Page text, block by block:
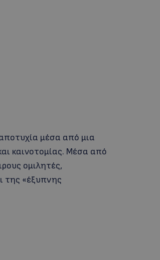
μέσα από μια
καινοτομίας. Μέσα από
ομιλητές,
της «έξυπνης